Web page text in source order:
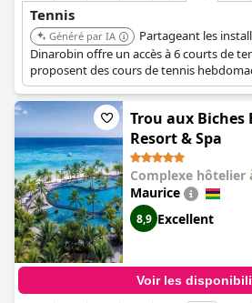
Tennis
Généré par IA
Partageant les
Dinarobin offre un accès à 6 courts de
proposent des cours de tennis
groupe et ont un professionnel
privés.
Trou aux Biches
Resort & Spa
Complexe hôtelier
Maurice
8,9 Excellent
Voir les